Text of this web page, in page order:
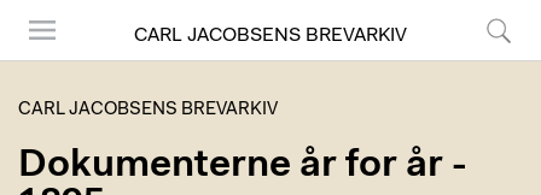
CARL JACOBSENS BREVARKIV
CARL JACOBSENS BREVARKIV
Dokumenterne år for år -